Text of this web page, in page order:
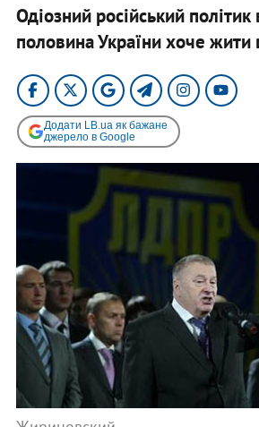
Одіозний російський
половина України хоче жити
Додати LB.ua як бажане
джерело в Google